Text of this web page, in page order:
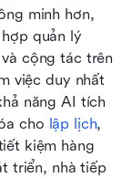
minh hơn,
quản lý
cộng tác trên
việc duy nhất
năng AI tích
cho lập lịch,
kiệm hàng
triển, nhà tiếp